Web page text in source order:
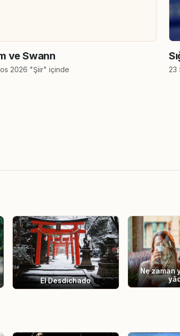
ve Swann
2026 "Şiir" içinde 23
El Desdichado
Ne zaman